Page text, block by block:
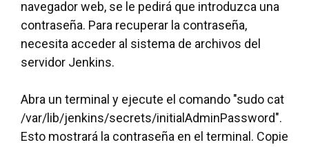
navegador web, se le pedirá que introduzca una
contraseña. Para recuperar la contraseña,
necesita acceder al sistema de archivos del
servidor Jenkins.
Abra un terminal y ejecute el comando "sudo cat
/var/lib/jenkins/secrets/initialAdminPassword".
Esto mostrará la contraseña en el terminal. Copie